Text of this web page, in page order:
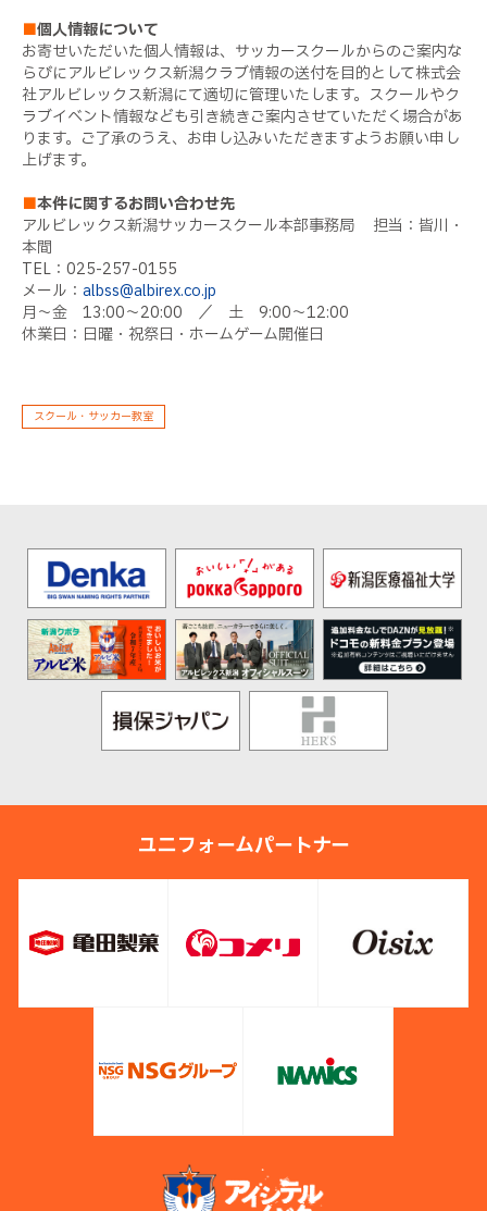
■個人情報について
お寄せいただいた個人情報は、サッカースクールからのご案内な
らびにアルビレックス新潟クラブ情報の送付を目的として株式会
社アルビレックス新潟にて適切に管理いたします。スクールやク
ラブイベント情報なども引き続きご案内させていただく場合があ
ります。ご了承のうえ、お申し込みいただきますようお願い申し
上げます。
■本件に関するお問い合わせ先
アルビレックス新潟サッカースクール本部事務局
担当：皆川・
本間
TEL ： 025-257-0155
メール： albss@albirex.co.jp
月～金 13:00～20:00 ／ 土 9:00～12:00
休業日：日曜・祝祭日・ホームゲーム開催日
スクール・サッカー教室
ユニフォームパートナー